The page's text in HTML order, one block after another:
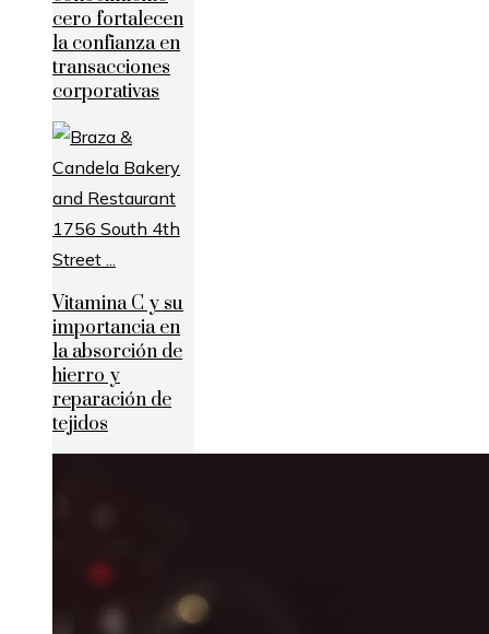
cero fortalecen
la confianza en
transacciones
corporativas
Vitamina C y su
importancia en
la absorción de
hierro y
reparación de
tejidos